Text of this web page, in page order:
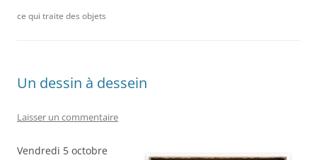
ce qui traite des objets
Un dessin à dessein
Laisser un commentaire
Vendredi 5 octobre